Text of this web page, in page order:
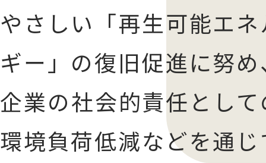
やさしい「再生可能エネ
ギー」の復旧促進に努め
企業の社会的責任として
環境負荷低減などを通じ